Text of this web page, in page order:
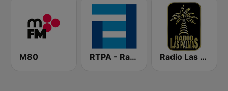
M80 RTPA - RadioTelevisión del Principado de Asturias Radio Las Palmas